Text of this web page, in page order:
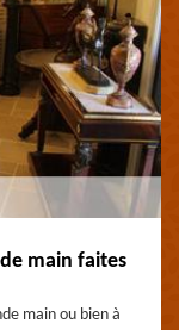
main faites
main ou bien à